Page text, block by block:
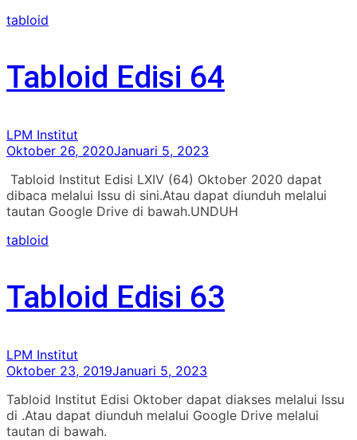
tabloid
Tabloid Edisi 64
LPM Institut
Oktober 26, 2020Januari 5, 2023
Tabloid Institut Edisi LXIV (64) Oktober 2020 dapat
dibaca melalui Issu di sini.Atau dapat diunduh melalui
tautan Google Drive di bawah.UNDUH
tabloid
Tabloid Edisi 63
LPM Institut
Oktober 23, 2019Januari 5, 2023
Tabloid Institut Edisi Oktober dapat diakses melalui Issu
di .Atau dapat diunduh melalui Google Drive melalui
tautan di bawah.